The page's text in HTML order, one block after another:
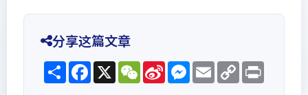
分享这篇文章
ShareFacebook
X WeChat
Sina
Weibo
Messenger
EmailCopy
Link